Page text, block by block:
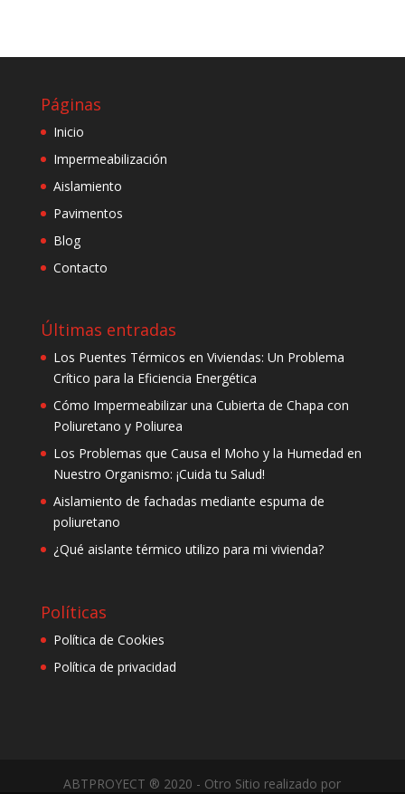
Páginas
Inicio
Impermeabilización
Aislamiento
Pavimentos
Blog
Contacto
Últimas entradas
Los Puentes Térmicos en Viviendas: Un Problema
Crítico para la Eficiencia Energética
Cómo Impermeabilizar una Cubierta de Chapa con
Poliuretano y Poliurea
Los Problemas que Causa el Moho y la Humedad en
Nuestro Organismo: ¡Cuida tu Salud!
Aislamiento de fachadas mediante espuma de
poliuretano
¿Qué aislante térmico utilizo para mi vivienda?
Políticas
Política de Cookies
Política de privacidad
ABTPROYECT ® 2020 - Otro Sitio realizado por